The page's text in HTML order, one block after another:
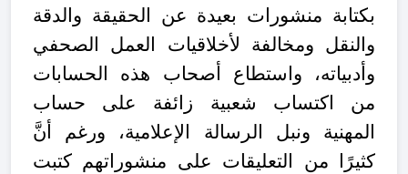
بكتابة منشورات بعيدة عن الحقيقة والدقة
والنقل ومخالفة لأخلاقيات العمل الصحفي
وأدبياته، واستطاع أصحاب هذه الحسابات
من اكتساب شعبية زائفة على حساب
المهنية ونبل الرسالة الإعلامية، ورغم أنَّ
كثيرًا من التعليقات على منشوراتهم كتبت